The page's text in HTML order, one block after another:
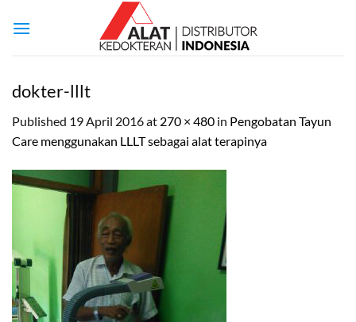
dokter-lllt
Published 19 April 2016at 270 × 480 in Pengobatan Tayun
Care menggunakan LLLT sebagai alat terapinya